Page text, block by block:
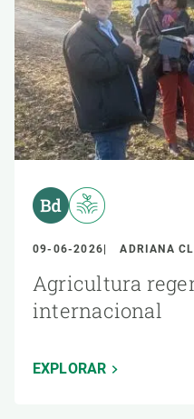
09-06-2026 ADRIANA
Agricultura
internacional
EXPLORAR